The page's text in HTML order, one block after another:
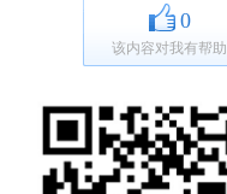
0
该内容对我有帮助